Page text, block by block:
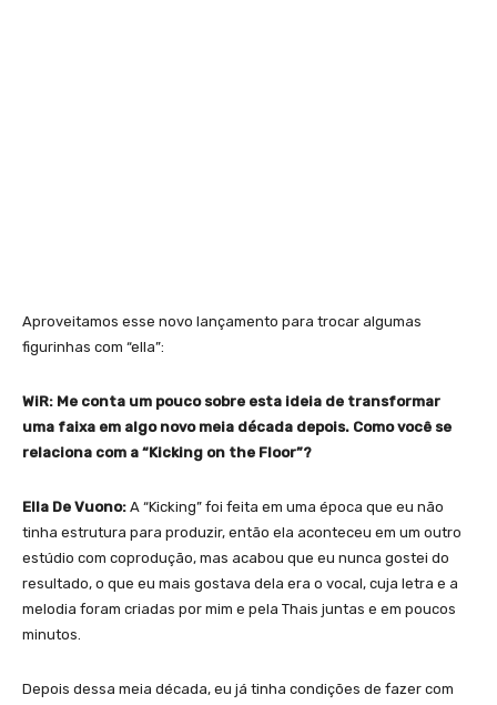
Aproveitamos esse novo lançamento para trocar algumas
figurinhas com “ella”:
WiR: Me conta um pouco sobre esta ideia de transformar
uma faixa em algo novo meia década depois. Como você se
relaciona com a “Kicking on the Floor”?
Ella De Vuono: A “Kicking” foi feita em uma época que eu não
tinha estrutura para produzir, então ela aconteceu em um outro
estúdio com coprodução, mas acabou que eu nunca gostei do
resultado, o que eu mais gostava dela era o vocal, cuja letra e a
melodia foram criadas por mim e pela Thais juntas e em poucos
minutos.
Depois dessa meia década, eu já tinha condições de fazer com